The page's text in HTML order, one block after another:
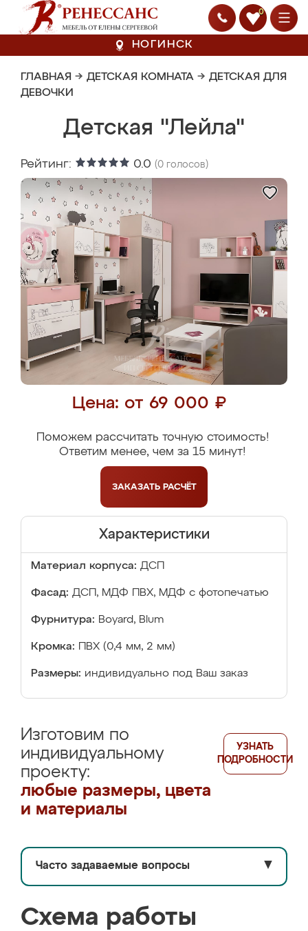
0
НОГИНСК
ГЛАВНАЯ → ДЕТСКАЯ КОМНАТА → ДЕТСКАЯ ДЛЯ
ДЕВОЧКИ
Детская "Лейла"
Рейтинг: 0.0 (0 голосов)
Цена: от 69 000 ₽
Поможем рассчитать точную стоимость!
Ответим менее, чем за 15 минут!
ЗАКАЗАТЬ РАСЧЁТ
Характеристики
Материал корпуса: ДСП
Фасад: ДСП, МДФ ПВХ, МДФ с фотопечатью
Фурнитура: Boyard, Blum
Кромка: ПВХ (0,4 мм, 2 мм)
Размеры: индивидуально под Ваш заказ
Изготовим по
индивидуальному
проекту:
любые размеры, цвета
и материалы
УЗНАТЬ
ПОДРОБНОСТИ
Часто задаваемые вопросы ▼
Схема работы